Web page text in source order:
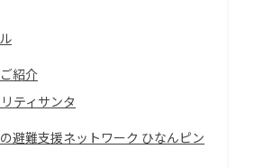
紹介
ティサンタ
避難支援ネットワーク ひなんピン